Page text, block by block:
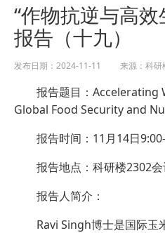
“作物抗逆与高
报告（十九）
发布日期：2024-11-11 来源：科研
报告题目：
Global Food Security and
报告时间：11月14日
报告地点：科研楼2302
报告人简介：
Ravi Singh博士是国际玉